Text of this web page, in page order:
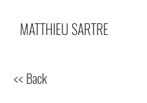
MATTHIEU SARTRE
<< Back